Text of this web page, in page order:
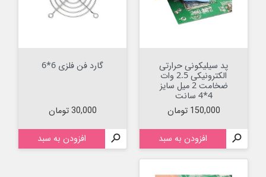
پد سیلیکونی حرارتی
الکترونیکی 2.5 وات
ضخامت 2 میل سایز
4*4 سانت
قیمت
150,000 تومان
 افزودن به سبد
گارد فن فلزی 6*6
قیمت
30,000 تومان
 افزودن به سبد